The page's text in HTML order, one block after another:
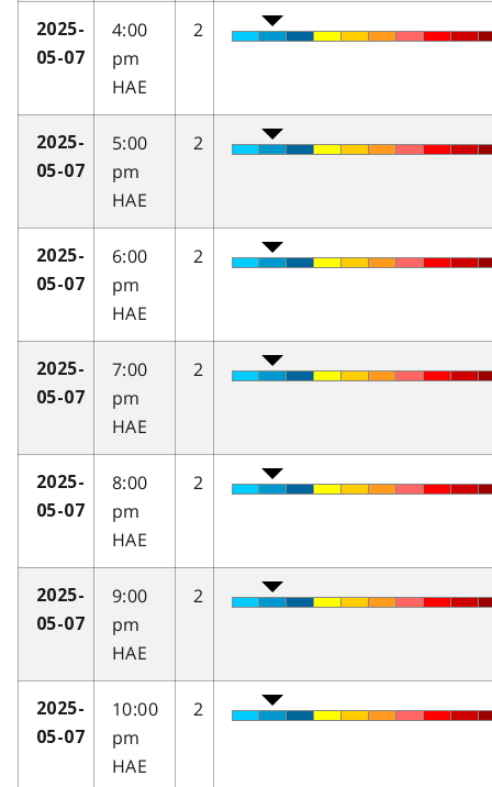
2025-
05-07
4:00
pm
HAE
2
2025-
05-07
5:00
pm
HAE
2
2025-
05-07
6:00
pm
HAE
2
2025-
05-07
7:00
pm
HAE
2
2025-
05-07
8:00
pm
HAE
2
2025-
05-07
9:00
pm
HAE
2
2025-
05-07
10:00
pm
HAE
2